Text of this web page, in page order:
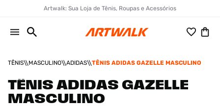
Artwalk: Sua Loja de Tênis, Roupas e Acessórios
TÊNIS MASCULINO ADIDAS TÊNIS ADIDAS GAZELLE MASCULINO
TÊNIS ADIDAS GAZELLE
MASCULINO